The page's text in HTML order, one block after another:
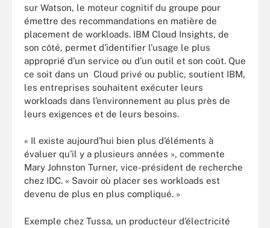
sur Watson, le moteur cognitif du groupe pour
émettre des recommandations en matière de
placement de workloads. IBM Cloud Insights, de
son côté, permet d’identifier l’usage le plus
approprié d’un service ou d’un outil et son coût. Que
ce soit dans un Cloud privé ou public, soutient IBM,
les entreprises souhaitent exécuter leurs
workloads dans l’environnement au plus près de
leurs exigences et de leurs besoins.
« Il existe aujourd’hui bien plus d’éléments à
évaluer qu’il y a plusieurs années », commente
Mary Johnston Turner, vice-président de recherche
chez IDC. « Savoir où placer ses workloads est
devenu de plus en plus compliqué. »
Exemple chez Tussa, un producteur d’électricité